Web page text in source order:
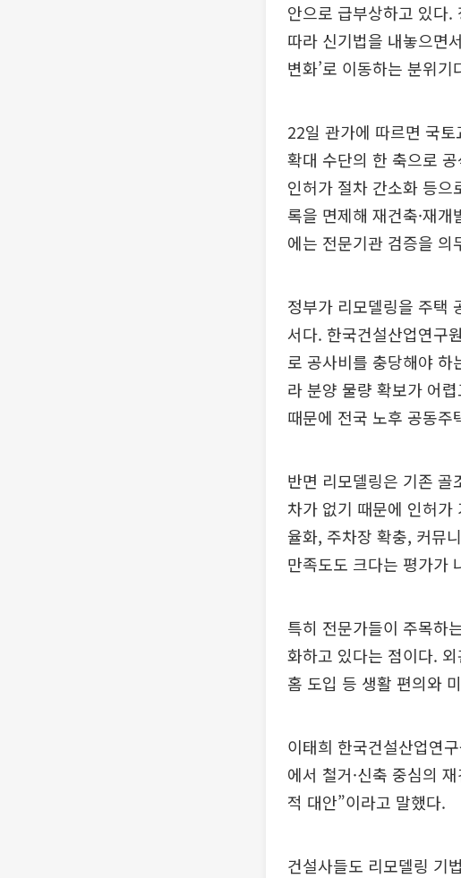
안으로 급부상하고 있다.
따라 신기법을 내놓으면
변화’로 이동하는 분위기
22일 관가에 따르면 국토
확대 수단의 한 축으로
인허가 절차 간소화 등
록을 면제해 재건축·재
에는 전문기관 검증을
정부가 리모델링을 주택
서다. 한국건설산업연구
로 공사비를 충당해야
라 분양 물량 확보가 어
때문에 전국 노후 공동
반면 리모델링은 기존
차가 없기 때문에 인허
율화, 주차장 확충, 커뮤
만족도도 크다는 평가가
특히 전문가들이 주목하
화하고 있다는 점이다.
홈 도입 등 생활 편의와
이태희 한국건설산업연
에서 철거·신축 중심의
적 대안”이라고 말했다.
건설사들도 리모델링 기